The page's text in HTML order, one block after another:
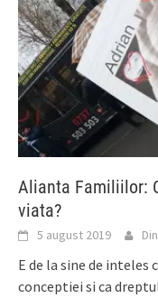
Alianta Familiilor:
viata?
5 august 2019
E de la sine de
conceptiei si ca